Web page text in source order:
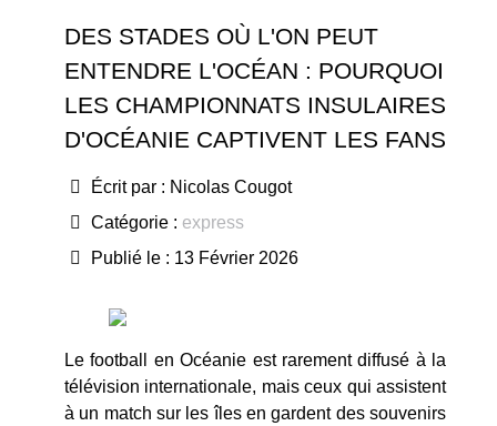
DES STADES OÙ L'ON PEUT
ENTENDRE L'OCÉAN : POURQUOI
LES CHAMPIONNATS INSULAIRES
D'OCÉANIE CAPTIVENT LES FANS
Écrit par : Nicolas Cougot
Catégorie : express
Publié le : 13 Février 2026
Le football en Océanie est rarement diffusé à la
télévision internationale, mais ceux qui assistent
à un match sur les îles en gardent des souvenirs